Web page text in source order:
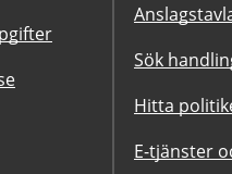
Sök
Hitta
E-tjänster